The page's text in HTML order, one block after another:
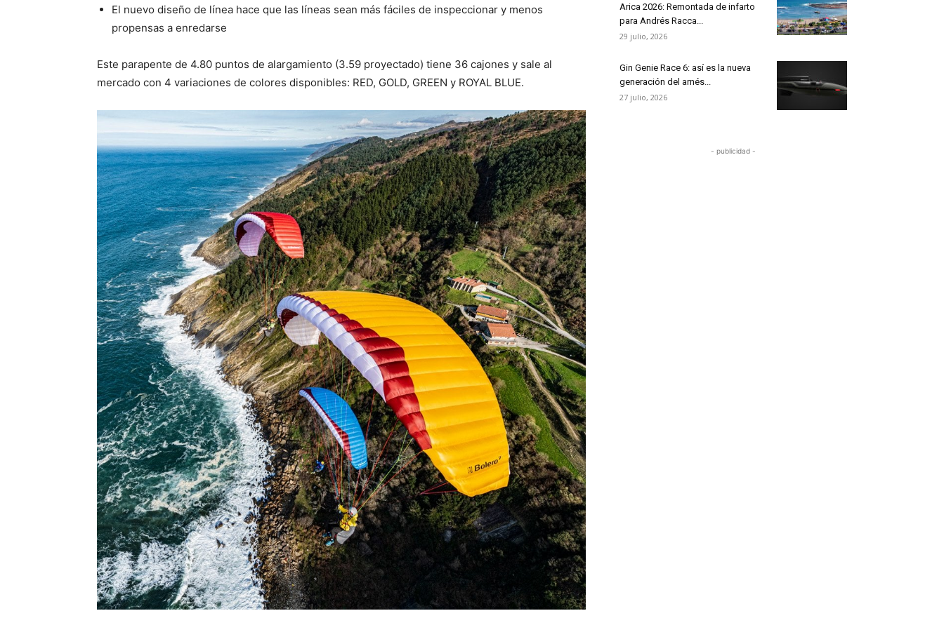
El nuevo diseño de línea hace que las líneas sean más fáciles de inspeccionar y menos
propensas a enredarse
Este parapente de 4.80 puntos de alargamiento (3.59 proyectado) tiene 36 cajones y sale al
mercado con 4 variaciones de colores disponibles: RED, GOLD, GREEN y ROYAL BLUE.
Arica 2026: Remontada de infarto
para Andrés Racca...
29 julio, 2026
Gin Genie Race 6: así es la nueva
generación del arnés...
27 julio, 2026
- publicidad -